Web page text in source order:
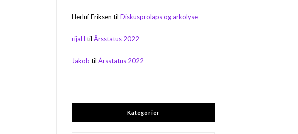
Herluf Eriksen tilDiskusprolaps og arkolyse
rijaH tilÅrsstatus 2022
Jakob tilÅrsstatus 2022
Kategorier